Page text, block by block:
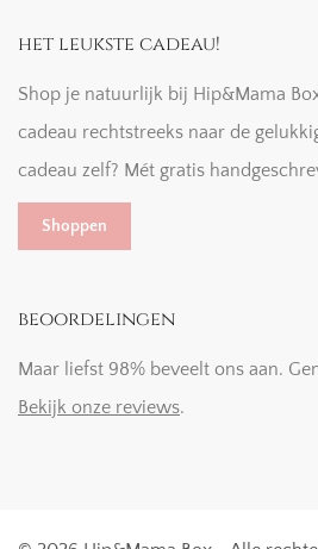
het leukste cadeau!
Shop je natuurlijk bij Hip&Mama
cadeau rechtstreeks naar de
cadeau zelf? Mét gratis
Shoppen
beoordelingen
Maar liefst 98% beveelt ons aan.
Bekijk onze reviews.